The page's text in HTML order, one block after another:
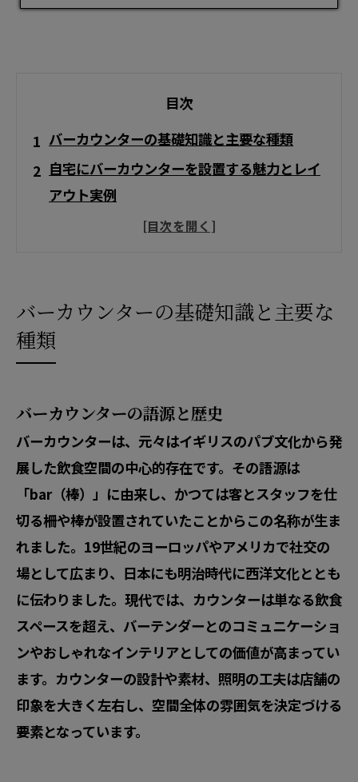
目次
バーカウンターの基礎知識と主要な種類
自宅にバーカウンターを設置する魅力とレイ
アウト実例
バーカウンターのサイズ・高さ・寸法・選び
用
バーカウンターのある店舗・飲食店の事例と
集客
バーカウンターの基礎知識と主要な
種類
バーカウンターの語源と歴史
バーカウンターは、元々はイギリスのパブ文化から発
展した飲食空間の中心的存在です。その語源は
「bar（棒）」に由来し、かつては客とスタッフを仕
切る柵や棒が設置されていたことからこの名称が生ま
れました。19世紀のヨーロッパやアメリカで社交の
場として広まり、日本にも明治時代に西洋文化ととも
に伝わりました。現代では、カウンターは単なる飲食
スペースを超え、バーテンダーとのコミュニケーショ
ンやおしゃれなインテリアとしての価値が高まってい
ます。カウンターの設計や素材、照明の工夫は店舗の
印象を大きく左右し、空間全体の雰囲気を決定づける
要素となっています。